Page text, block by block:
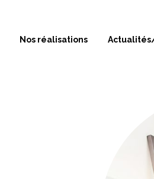
Nos réalisations